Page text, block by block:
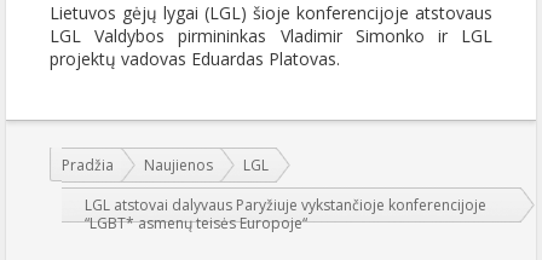
Lietuvos gėjų lygai (LGL) šioje konferencijoje atstovaus
LGL Valdybos pirmininkas Vladimir Simonko ir LGL
projektų vadovas Eduardas Platovas.
Jūs esate čia:
Pradžia Naujienos
LGL
LGL atstovai dalyvaus Paryžiuje vykstančioje konferencijoje
“LGBT* asmenų teisės Europoje“